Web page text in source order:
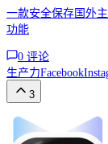
一款安全保存国外
功能
0 评论
生产力Facebook
3